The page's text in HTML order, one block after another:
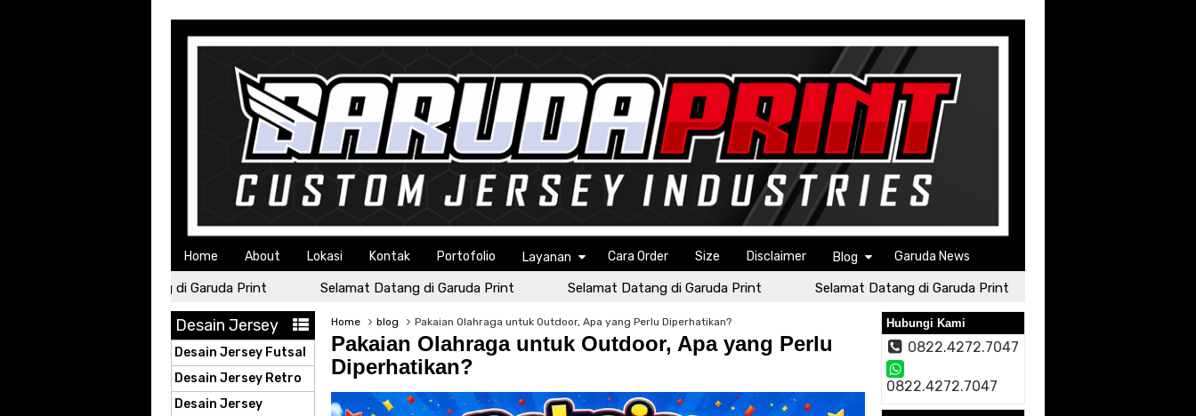
Home About Lokasi Kontak Portofolio Layanan Cara Order Size Disclaimer Blog Garuda News
Selamat Datang di Garuda Print Selamat Datang di Garuda Print Selamat Datang di Garuda Print Selamat Datang di Garuda Print
Home blog Pakaian Olahraga untuk Outdoor, Apa yang Perlu Diperhatikan?
Pakaian Olahraga untuk Outdoor, Apa yang Perlu
Diperhatikan?
Desain Jersey
Desain Jersey Futsal
Desain Jersey Retro
Desain Jersey
Hubungi Kami
0822.4272.7047
0822.4272.7047